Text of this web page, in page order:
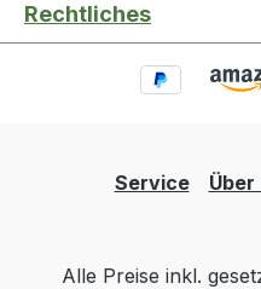
Rechtliches
Service Über
Alle Preise inkl.